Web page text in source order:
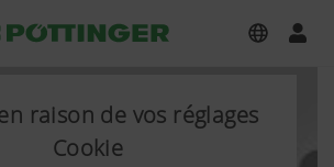
raison de vos réglages
Cookie